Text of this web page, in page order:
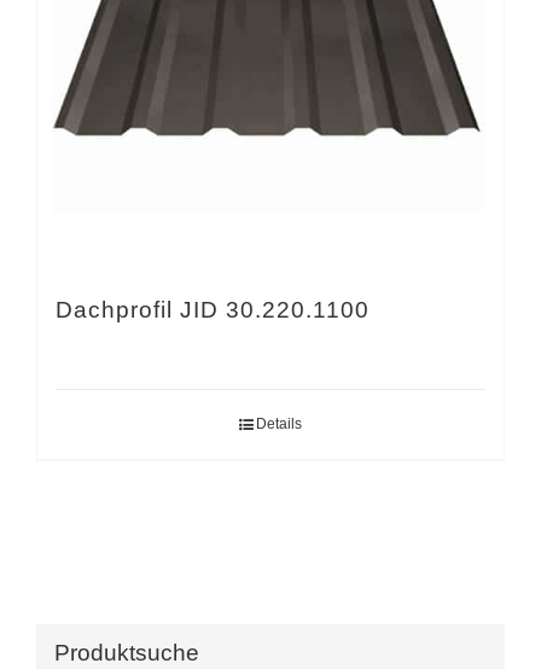
Dachprofil JID 30.220.1100
Details
Produktsuche